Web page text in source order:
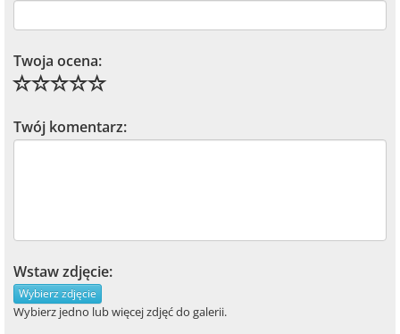
Twoja ocena:
Twój komentarz:
Wstaw zdjęcie:
Wybierz zdjęcie
Wybierz jedno lub więcej zdjęć do galerii.